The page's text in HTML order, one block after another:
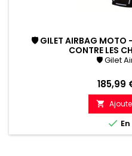
🛡 GILET AIRBAG MOTO
CONTRE LES
🛡 Gilet
Prix
185,99

